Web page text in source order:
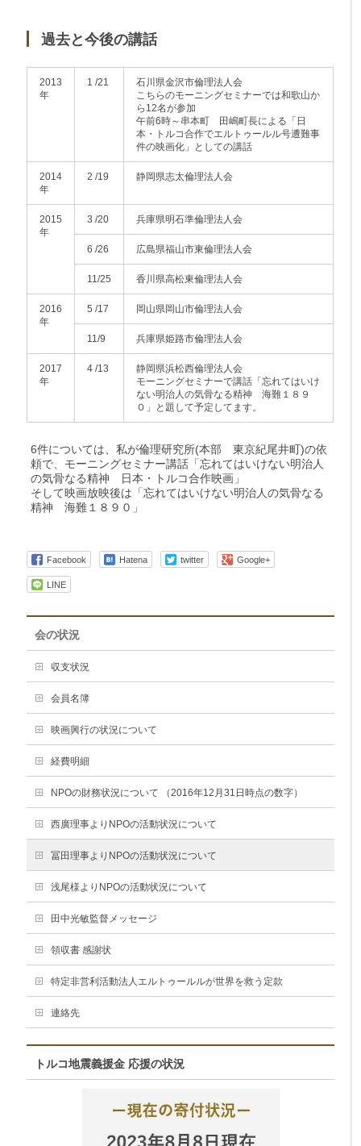
過去と今後の講話
2013
年
1 /21
石川県金沢市倫理法人会
こちらのモーニングセミナーでは和歌山か
ら12名が参加
午前6時～串本町 田嶋町長による「日
本・トルコ合作でエルトゥールル号遭難事
件の映画化」としての講話
2014
年
2 /19 静岡県志太倫理法人会
2015
年
3 /20 兵庫県明石準倫理法人会
6 /26 広島県福山市東倫理法人会
11/25 香川県高松東倫理法人会
2016
年
5 /17 岡山県岡山市倫理法人会
11/9 兵庫県姫路市倫理法人会
2017
年
4 /13
静岡県浜松西倫理法人会
モーニングセミナーで講話「忘れてはいけ
ない明治人の気骨なる精神 海難１８９
０」と題して予定してます。
6件については、私が倫理研究所(本部 東京紀尾井町)の依
頼で、モーニングセミナー講話「忘れてはいけない明治人
の気骨なる精神 日本・トルコ合作映画」
そして映画放映後は「忘れてはいけない明治人の気骨なる
精神 海難１８９０」
Facebook Hatena twitter Google+
LINE
会の状況
収支状況
会員名簿
映画興行の状況について
経費明細
NPOの財務状況について （2016年12月31日時点の数字）
西廣理事よりNPOの活動状況について
冨田理事よりNPOの活動状況について
浅尾様よりNPOの活動状況について
田中光敏監督メッセージ
領収書 感謝状
特定非営利活動法人エルトゥールルが世界を救う定款
連絡先
トルコ地震義援金 応援の状況